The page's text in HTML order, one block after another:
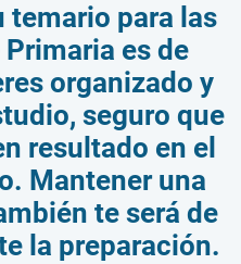
temario para las
es de
organizado y
seguro que
resultado en el
Mantener una
te será de
la preparación.